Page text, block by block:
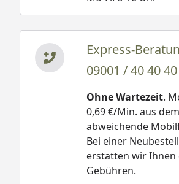
Express-
09001 / 40 40 40
Ohne Wartezeit.
0,69 €/Min. aus
abweichende
Bei einer
erstatten wir Ihnen
Gebühren.